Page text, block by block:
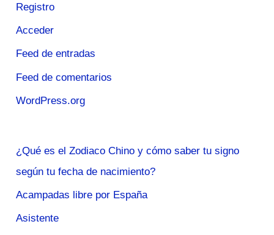
Registro
Acceder
Feed de entradas
Feed de comentarios
WordPress.org
¿Qué es el Zodiaco Chino y cómo saber tu signo
según tu fecha de nacimiento?
Acampadas libre por España
Asistente